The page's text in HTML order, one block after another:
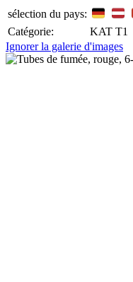
sélection du pays:
Catégorie:
KAT T1
Ignorer la galerie d'images